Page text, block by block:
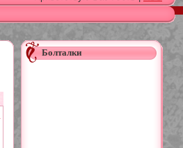
Наградные розетки для
домашних питомцев, МК и
[Наградные розетки из атласной
ленты
Вяжем для детей(96)
Болталки